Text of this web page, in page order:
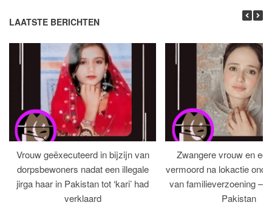
LAATSTE BERICHTEN
Vrouw geëxecuteerd in bijzijn van
dorpsbewoners nadat een illegale
jirga haar in Pakistan tot ‘kari’ had
verklaard
Zwangere vrouw en
vermoord na lokactie
van familieverzoening –
Pakistan